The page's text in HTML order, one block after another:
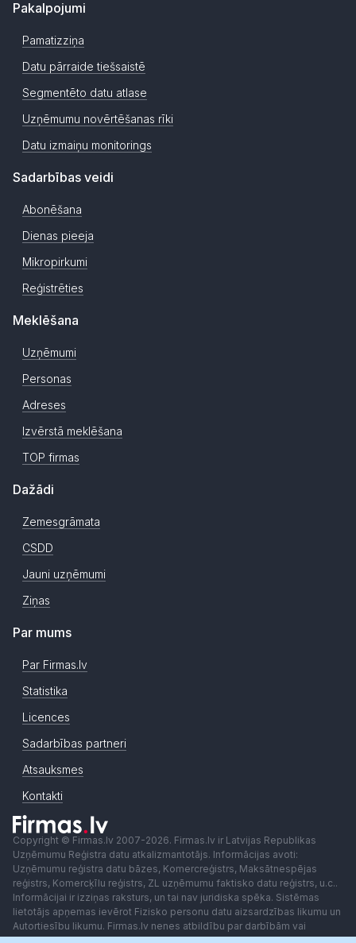
Pakalpojumi
Pamatizziņa
Datu pārraide tiešsaistē
Segmentēto datu atlase
Uzņēmumu novērtēšanas rīki
Datu izmaiņu monitorings
Sadarbības veidi
Abonēšana
Dienas pieeja
Mikropirkumi
Reģistrēties
Meklēšana
Uzņēmumi
Personas
Adreses
Izvērstā meklēšana
TOP firmas
Dažādi
Zemesgrāmata
CSDD
Jauni uzņēmumi
Ziņas
Par mums
Par Firmas.lv
Statistika
Licences
Sadarbības partneri
Atsauksmes
Kontakti
Copyright © Firmas.lv 2007-2026. Firmas.lv ir Latvijas Republikas
Uzņēmumu Reģistra datu atkalizmantotājs. Informācijas avoti:
Uzņēmumu reģistra datu bāzes, Komercreģistrs, Maksātnespējas
reģistrs, Komercķīlu reģistrs, ZL uzņēmumu faktisko datu reģistrs, u.c..
Informācijai ir izziņas raksturs, un tai nav juridiska spēka. Sistēmas
lietotājs apņemas ievērot Fizisko personu datu aizsardzības likumu un
Autortiesību likumu. Firmas.lv nenes atbildību par darbībām vai
lēmumiem, kas balstīti uz saņemto pakalpojumu. Lietotājam aizliegts